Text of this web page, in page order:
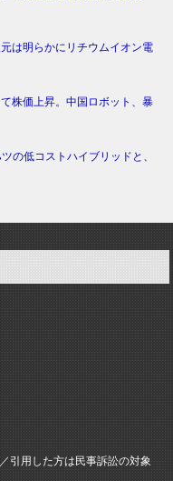
は明らかにリチウムイオン電
株価上昇。中国ロボット、暴
の低コストハイブリッドと、
引用した方は民事訴訟の対象